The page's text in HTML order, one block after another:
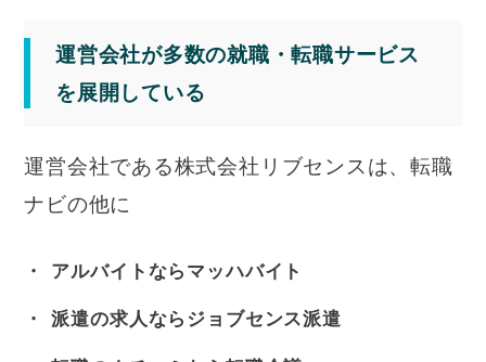
運営会社が多数の就職・転職サービス
を展開している
運営会社である株式会社リブセンスは、転職
ナビの他に
アルバイトならマッハバイト
派遣の求人ならジョブセンス派遣